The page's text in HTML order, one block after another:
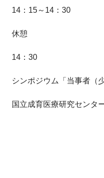
14：15～14：30
休憩
14：30
シンポジウム「当事者（
国立成育医療研究センタ